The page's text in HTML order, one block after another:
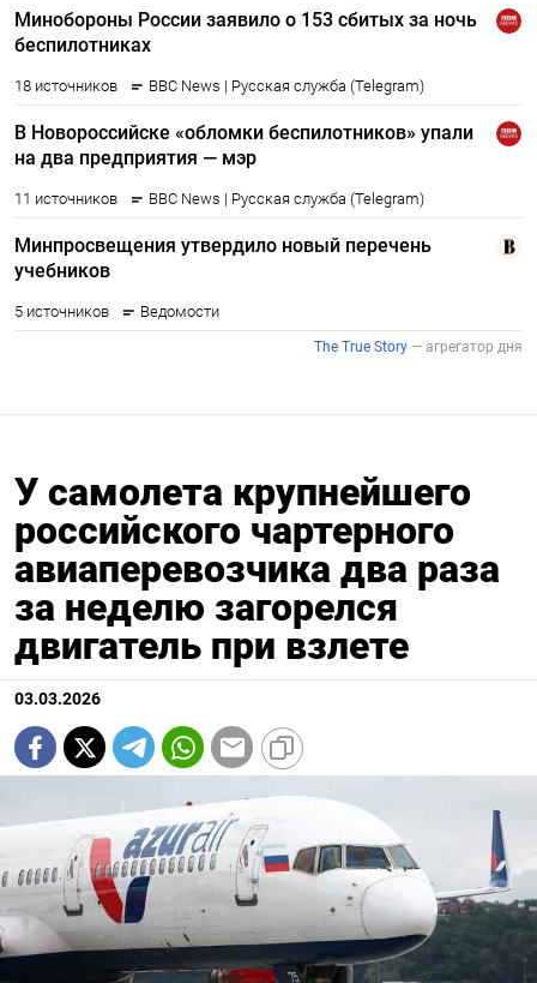
У самолета крупнейшего
российского чартерного
авиаперевозчика два раза
за неделю загорелся
двигатель при взлете
03.03.2026